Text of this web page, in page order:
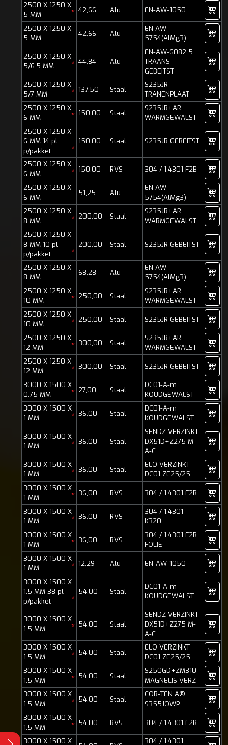
2500 X 1250 X
5 MM
* 42,66 Alu EN-AW-1050
2500 X 1250 X
5 MM
42,66 Alu
EN AW-
5754(AlMg3)
2500 X 1250 X
5/6.5 MM
* 44,84 Alu
EN-AW-6082 5
TRAANS
GEBEITST
2500 X 1250 X
5/7 MM
* 137,50 Staal
S235JR
TRANENPLAAT
2500 X 1250 X
6 MM
* 150,00 Staal
S235JR+AR
WARMGEWALST
2500 X 1250 X
6 MM 14 pl
p/pakket
*
150,00 Staal S235JR GEBEITST
2500 X 1250 X
6 MM
* 150,00 RVS 304 / 1.4301 F2B
2500 X 1250 X
6 MM
51,25 Alu
EN AW-
5754(AlMg3)
2500 X 1250 X
8 MM
* 200,00 Staal
S235JR+AR
WARMGEWALST
2500 X 1250 X
8 MM 10 pl
p/pakket
*
200,00 Staal S235JR GEBEITST
2500 X 1250 X
8 MM
68,28 Alu
EN AW-
5754(AlMg3)
2500 X 1250 X
10 MM
* 250,00 Staal
S235JR+AR
WARMGEWALST
2500 X 1250 X
10 MM
* 250,00 Staal S235JR GEBEITST
2500 X 1250 X
12 MM
* 300,00 Staal
S235JR+AR
WARMGEWALST
2500 X 1250 X
12 MM
* 300,00 Staal S235JR GEBEITST
3000 X 1500 X
0.75 MM
* 27,00 Staal
DC01-A-m
KOUDGEWALST
3000 X 1500 X
1 MM
* 36,00 Staal
DC01-A-m
KOUDGEWALST
3000 X 1500 X
1 MM
* 36,00 Staal
SENDZ VERZINKT
DX51D+Z275 M-
A-C
3000 X 1500 X
1 MM
* 36,00 Staal
ELO VERZINKT
DC01 ZE25/25
3000 X 1500 X
1 MM
* 36,00 RVS 304 / 1.4301 F2B
3000 X 1500 X
1 MM
* 36,00 RVS
304 / 1.4301
K320
3000 X 1500 X
1 MM
* 36,00 RVS
304 / 1.4301 F2B
FOLIE
3000 X 1500 X
1 MM
* 12,29 Alu EN-AW-1050
3000 X 1500 X
1.5 MM 38 pl
p/pakket
*
54,00 Staal
DC01-A-m
KOUDGEWALST
3000 X 1500 X
1.5 MM
* 54,00 Staal
SENDZ VERZINKT
DX51D+Z275 M-
A-C
3000 X 1500 X
1.5 MM
* 54,00 Staal
ELO VERZINKT
DC01 ZE25/25
3000 X 1500 X
1.5 MM
* 54,00 Staal
S250GD+ZM310
MAGNELIS VERZ
3000 X 1500 X
1.5 MM
* 54,00 Staal
COR-TEN A®
S355JOWP
3000 X 1500 X
1.5 MM
* 54,00 RVS 304 / 1.4301 F2B
3000 X 1500 X 304 / 1.4301